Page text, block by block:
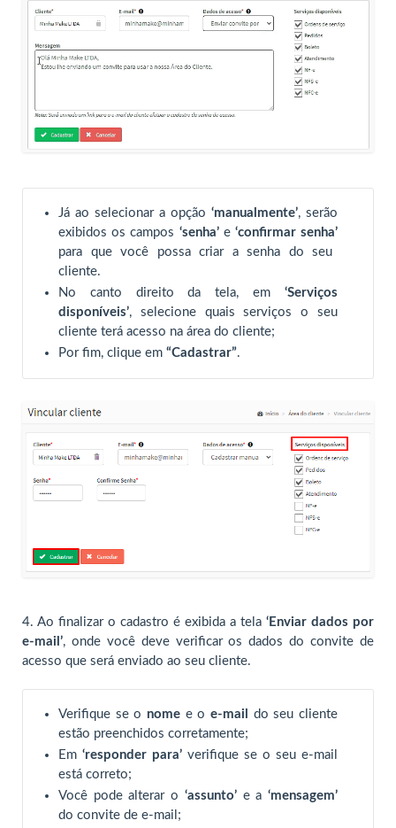
Já ao selecionar a opção ‘manualmente’, serão
exibidos os campos ‘senha’e ‘confirmar senha’
para que você possa criar a senha do seu
cliente.
No canto direito da tela, em ‘Serviços
disponíveis’, selecione quais serviços o seu
cliente terá acesso na área do cliente;
Por fim, clique em “Cadastrar”.
4. Ao finalizar o cadastro é exibida a tela ‘Enviar dados por
e-mail’, onde você deve verificar os dados do convite de
acesso que será enviado ao seu cliente.
Verifique se o nome e o e-mail
do seu cliente
estão preenchidos corretamente;
Em ‘responder para’ verifique se o seu e-mail
está correto;
Você pode alterar o ‘assunto’e a‘mensagem’
do convite de e-mail;